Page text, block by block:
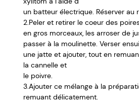
un batteur électrique. Réserver au
2.Peler et retirer le coeur des
en gros morceaux, les arroser de
passer à la moulinette. Verser
une jatte et ajouter, tout en
la cannelle et
le poivre.
3.Ajouter ce mélange à la
remuant délicatement.